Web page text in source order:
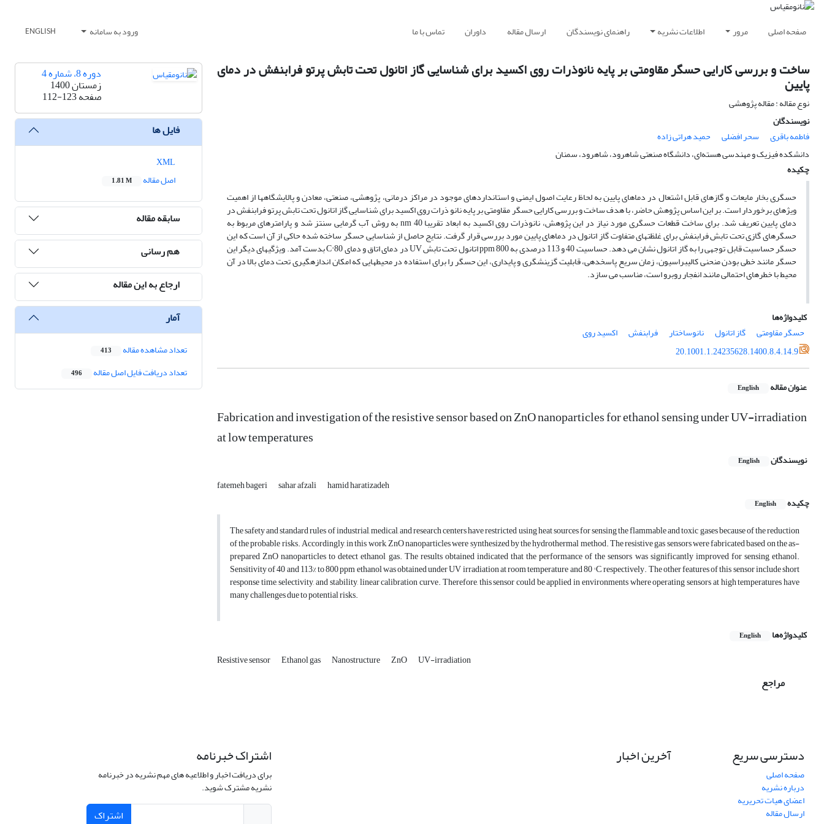
صفحه اصلی مرور اطلاعات نشریه راهنمای نویسندگان ارسال مقاله داوران تماس با ما ورود به سامانه ENGLISH
ساخت و بررسی کارایی حسگر مقاومتی بر پایه نانوذرات روی اکسید برای شناسایی گاز اتانول تحت تابش پرتو فرابنفش در دمای
پایین
نوع مقاله : مقاله پژوهشی
نویسندگان
فاطمه باقری
سحر افضلی
حمید هراتی زاده
دانشکده فیزیک و مهندسی هسته‌ای، دانشگاه صنعتی شاهرود، شاهرود، سمنان
چکیده
حسگری بخار مایعات و گازهای قابل اشتعال در دماهای پایین به لحاظ رعایت اصول ایمنی و استانداردهای موجود در مراکز درمانی، پژوهشی، صنعتی، معادن و پالایشگاه­ها از اهمیت
ویژه­ای برخوردار است. بر این اساس پژوهش حاضر، با هدف ساخت و بررسی کارایی حسگر مقاومتی بر پایه نانو ذرات روی اکسید برای شناسایی گاز اتانول تحت تابش پرتو فرابنفش در
دمای پایین تعریف شد. برای ساخت قطعات حسگری مورد نیاز در این پژوهش، نانوذرات روی اکسید به ابعاد تقریبا nm 40 به روش آب­ گرمایی سنتز شد و پارامترهای مربوط به
حسگرهای گازی تحت تابش فرابنفش برای غلظت­های متفاوت گاز اتانول در دماهای پایین مورد بررسی قرار گرفت. نتایج حاصل از شناسایی حسگر ساخته شده حاکی از آن است که این
حسگر حساسیت قابل توجهی را به گاز اتانول نشان می­ دهد. حساسیت 40 و 113 درصدی به ppm 800 اتانول تحت تابش UV در دمای اتاق و دمای C° 80 بدست آمد. ویژگی­های دیگر این
حسگر مانند خطی بودن منحنی کالیبراسیون، زمان سریع پاسخ­دهی، قابلیت گزینش­گری و پایداری، این حسگر را برای استفاده در محیط­هایی که امکان اندازه­گیری تحت دمای بالا در آن
محیط با خطرهای احتمالی مانند انفجار روبرو است، مناسب می­ سازد.
کلیدواژه‌ها
حسگر مقاومتی
گاز اتانول نانوساختار فرابنفش
اکسید روی
20.1001.1.24235628.1400.8.4.14.9
عنوان مقاله English
Fabrication and investigation of the resistive sensor based on ZnO nanoparticles for ethanol sensing under UV-irradiation
at low temperatures
نویسندگان English
fatemeh bageri sahar afzali
hamid haratizadeh
چکیده
English
The safety and standard rules of industrial, medical, and research centers have restricted using heat sources for sensing the flammable and toxic gases because of the reduction
of the probable risks. Accordingly, in this work, ZnO nanoparticles were synthesized by the hydrothermal method. The resistive gas sensors were fabricated based on the as-
prepared ZnO nanoparticles to detect ethanol gas. The results obtained indicated that the performance of the sensors was significantly improved for sensing ethanol.
Sensitivity of 40 and 113% to 800 ppm ethanol was obtained under UV irradiation at room temperature and 80 ° C, respectively. The other features of this sensor include short
response time, selectivity, and stability, linear calibration curve. Therefore, this sensor could be applied in environments where operating sensors at high temperatures have
many challenges due to potential risks.
کلیدواژه‌ها English
Resistive sensor Ethanol gas Nanostructure ZnO UV-irradiation
مراجع
دوره 8، شماره 4
زمستان 1400
صفحه112-123
فایل ها
اصل مقاله
1.81 M
سابقه مقاله
هم رسانی
ارجاع به این مقاله
آمار
تعداد مشاهده مقاله 413
تعداد دریافت فایل اصل مقاله 496
دسترسی سریع
صفحه اصلی
درباره نشریه
اعضای هیات تحریریه
ارسال مقاله
آخرین اخبار اشتراک خبرنامه
برای دریافت اخبار و اطلاعیه های مهم نشریه در خبرنامه
نشریه مشترک شوید.
اشتراک